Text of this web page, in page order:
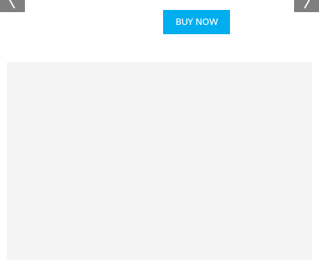
BUY NOW